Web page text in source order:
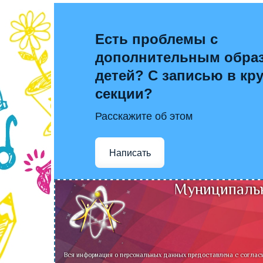
Есть проблемы с
дополнительным
детей? С записью в
секции?
Расскажите об этом
Написать
Вся информация о персональных данных предоставлена с